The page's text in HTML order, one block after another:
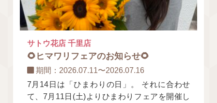
サトウ花店 千里店
🌻ヒマワリフェアのお知らせ🌻
期間：2026.07.11〜2026.07.16
7月14日は「ひまわりの日」。 それに合わせ
て、7月11日(土)よりひまわりフェアを開催し